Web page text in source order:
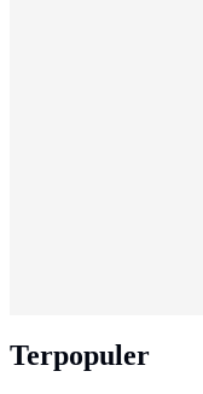
Terpopuler